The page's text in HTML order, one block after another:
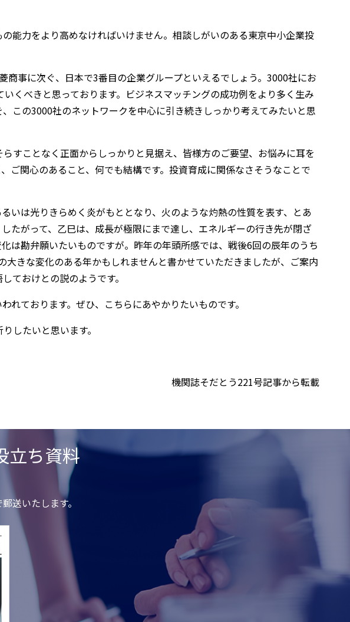
能力をより高めなければいけません。相談しがいのある東京中小企業投
事に次ぐ、日本で3番目の企業グループといえるでしょう。3000社にお
くべきと思っております。ビジネスマッチングの成功例をより多く生み
この3000社のネットワークを中心に引き続きしっかり考えてみたいと思
すことなく正面からしっかりと見据え、皆様方のご要望、お悩みに耳を
ご関心のあること、何でも結構です。投資育成に関係なさそうなことで
いは光りきらめく炎がもととなり、火のような灼熱の性質を表す、とあ
たがって、乙巳は、成長が極限にまで達し、エネルギーの行き先が閉ざ
は勘弁願いたいものですが。昨年の年頭所感では、戦後6回の辰年のうち
きな変化のある年かもしれませんと書かせていただきましたが、ご案内
ておけとの説のようです。
ております。ぜひ、こちらにあやかりたいものです。
したいと思います。
機関誌そだとう221号記事から転載
立ち資料
送いたします。